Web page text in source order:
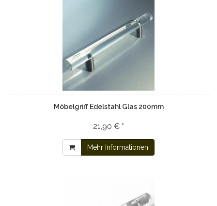
Möbelgriff Edelstahl Glas 200mm
21,90 € *
Mehr Informationen